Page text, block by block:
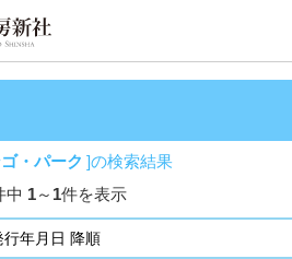
・パーク ]の検索結果
中 1～ 1件を表示